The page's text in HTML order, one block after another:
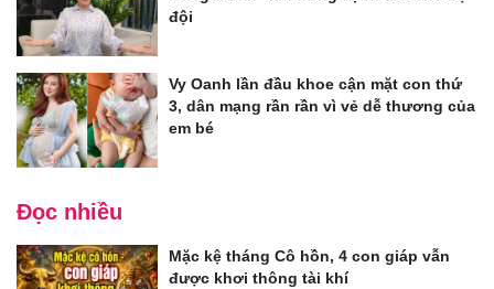
đội
Vy Oanh lần đầu khoe cận mặt con thứ
3, dân mạng rần rần vì vẻ dễ thương của
em bé
Đọc nhiều
Mặc kệ tháng Cô hồn, 4 con giáp vẫn
được khơi thông tài khí